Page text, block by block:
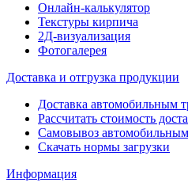
Онлайн-калькулятор
Текстуры кирпича
2Д-визуализация
Фотогалерея
Доставка и отгрузка продукции
Доставка автомобильным
Рассчитать стоимость
Самовывоз
Скачать нормы загрузки
Информация